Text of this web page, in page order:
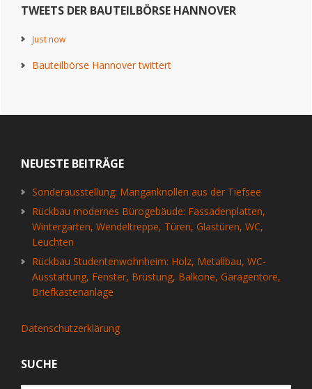
TWEETS DER BAUTEILBÖRSE HANNOVER
Just now
Bauteilbörse Hannover twittert
NEUESTE BEITRÄGE
Sonderausstellung: Manganknollen aus der Tiefsee
Rückbau modernes Bürogebäude: Fassadenplatten,
Wintergarten, Wendeltreppe, Türen, Glastüren, WC,
Leuchten
Rückbau Studentenwohnheim: Holz, Metallbau, WC-
Ausstattung, Fenster, Brüstung, Balkone, Garagentore,
Briefkastenanlage
Datenschutzerklärung
SUCHE